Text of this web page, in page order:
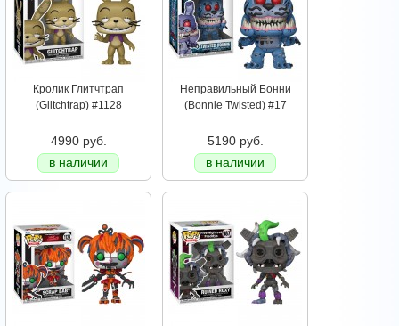
Кролик Глитчтрап
(Glitchtrap) #1128
4990 руб.
в наличии
Неправильный Бонни
(Bonnie Twisted) #17
5190 руб.
в наличии